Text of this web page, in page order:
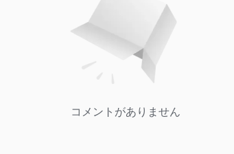
場合や特定の戦術に対してたまに手数料を課すこと
とんどの方法は500米ドル/ユーロ/ポンドが必要で
コメントがありません